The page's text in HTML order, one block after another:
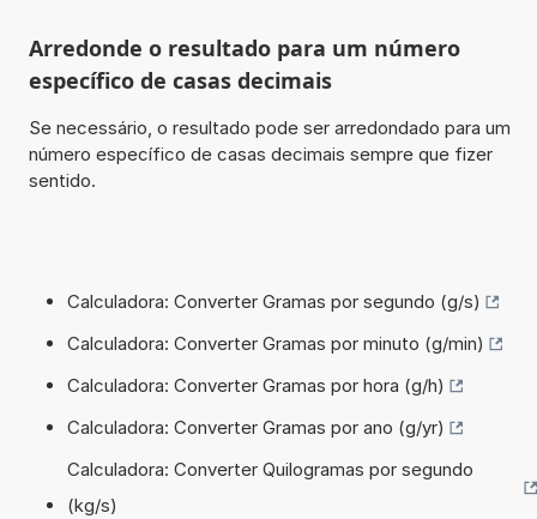
Arredonde o resultado para um número
específico de casas decimais
Se necessário, o resultado pode ser arredondado para um
número específico de casas decimais sempre que fizer
sentido.
Calculadora: Converter Gramas por segundo (g/s)
Calculadora: Converter Gramas por minuto (g/min)
Calculadora: Converter Gramas por hora (g/h)
Calculadora: Converter Gramas por ano (g/yr)
Calculadora: Converter Quilogramas por segundo
(kg/s)